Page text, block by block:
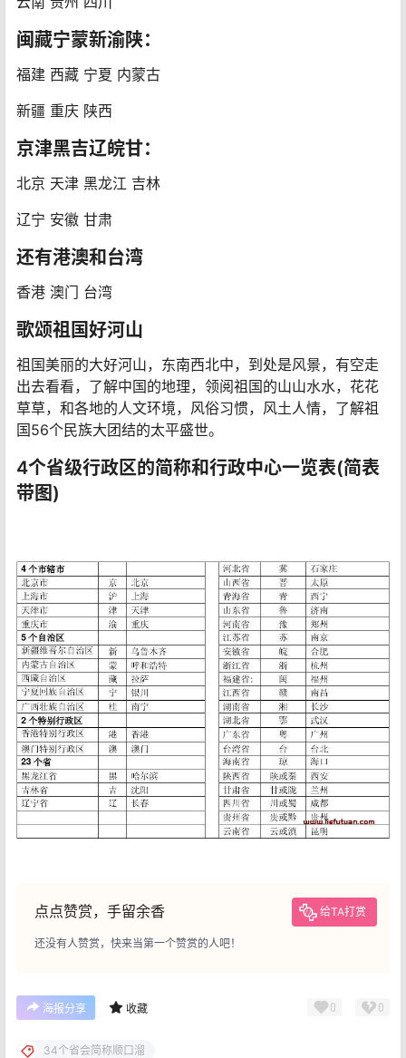
闽藏宁蒙新渝陕：
福建 西藏 宁夏 内蒙古
新疆 重庆 陕西
京津黑吉辽皖甘：
北京 天津 黑龙江 吉林
辽宁 安徽 甘肃
还有港澳和台湾
香港 澳门 台湾
歌颂祖国好河山
祖国美丽的大好河山，东南西北中，到处是风景，有空走
出去看看，了解中国的地理，领阅祖国的山山水水，花花
草草，和各地的人文环境，风俗习惯，风土人情，了解祖
国56个民族大团结的太平盛世。
4个省级行政区的简称和行政中心一览表(简表
带图)
点点赞赏，手留余香 给TA打赏
还没有人赞赏，快来当第一个赞赏的人吧！
海报分享 收藏 0 0
34个省会简称顺口溜